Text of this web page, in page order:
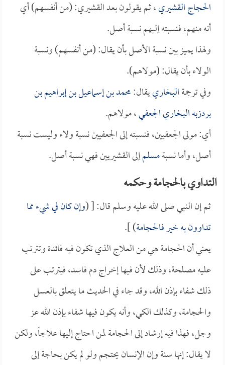
الحجاج القشيري، ثم يقولون بعد القشيري: (من أنفسهم) أي
أنه منهم، فنسبته إليهم نسبة أصل.
ولهذا يميز بين نسبة الأصل بأن يقال: (من أنفسهم) ونسبة
الولاء بأن يقال: (مولاهم).
وفي ترجمةالبخارييقال:محمد بن إسماعيل بن إبراهيم بن
بردزبه البخاري الجعفي، مولاهم.
أي: مولى الجعفيين، فنسبته إلى الجعفيين نسبة ولاء وليست نسبة
أصل، وأما نسبةمسلمإلى القشيريين فهي نسبة أصل.
التداوي بالحجامة وحكمه
ثم إن النبي صلى الله عليه وسلم قال: [ (وإن كان في شيء مما
تداوون به خير فالحجامة) ].
يعني أن الحجامة هي من العلاج الذي تكون فيه فائدة وتترتب
عليه مصلحة، وذلك لأن فيها إخراج دم فاسد، فيترتب على
ذلك شفاء بإذن الله، وقد جاء في الحديث ما يتعلق بالعسل
والحجامة، وكذلك الكي، وأنه يكون فيها شفاء بإذن الله عز
وجل، فهذا فيه إرشاد إلى الحجامة لمن احتاج إليها علاجاً، ولكن
لا يقال: إنها سنة وإن الإنسان يحتجم ولو لم يكن بحاجة إلى